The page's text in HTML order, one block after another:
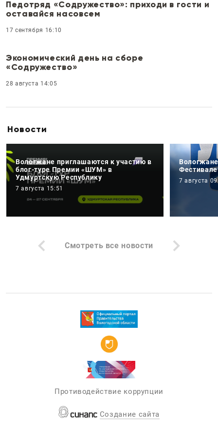
Педотряд «Содружество»: приходи в гости и
оставайся насовсем
17 сентября 16:10
Экономический день на сборе
«Содружество»
28 августа 14:05
Новости
Вологжане приглашаются к участию в
блог-туре Премии «ШУМ» в
Удмуртскую Республику
7 августа 15:51
7 августа
Смотреть все новости
Противодействие коррупции
Создание сайта